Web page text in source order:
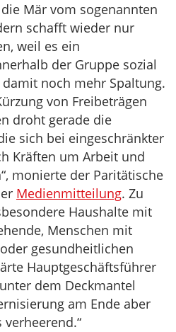
Mär vom sogenannten
schafft wieder nur
weil es ein
der Gruppe sozial
noch mehr Spaltung.
von Freibeträgen
droht gerade die
sich bei eingeschränkter
Kräften um Arbeit und
monierte der Paritätische
Medienmitteilung. Zu
Haushalte mit
Menschen mit
gesundheitlichen
Hauptgeschäftsführer
dem Deckmantel
am Ende aber